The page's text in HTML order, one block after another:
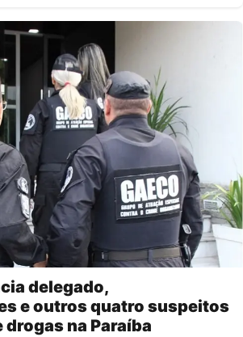
delegado,
e outros quatro suspeitos
na Paraíba